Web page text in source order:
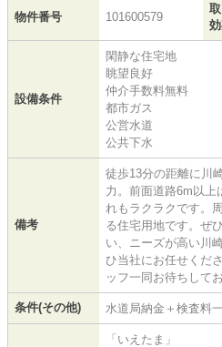
物件番号 101600579
設備条件
閑静な住宅地
眺望良好
仲介手数料無料
都市ガス
公営水道
公共下水
備考
徒歩13分の距離に川
力。前面道路6m以上
れもラクラクです。
る住宅用地です。ぜ
い、ニーズが高い川
ひ当社にお任せくだ
ッフ一同お待ちして
条件(その他) 水道局納金＋検査料
「いえたま」